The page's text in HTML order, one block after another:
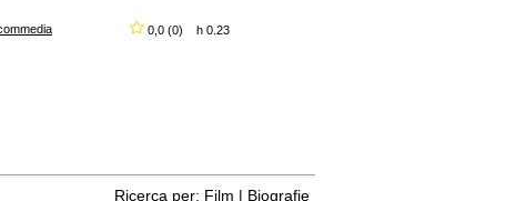
0,0 (0) h 0.23
Ricerca per: Film | Biografie